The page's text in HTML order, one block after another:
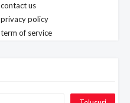
contact us
privacy policy
term of service